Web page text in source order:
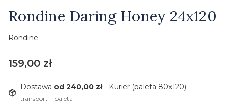
Rondine Daring Honey 24x120
Rondine
Cena
159,00 zł
Dostawa od 240,00 zł- Kurier (paleta 80x120)
transport + paleta